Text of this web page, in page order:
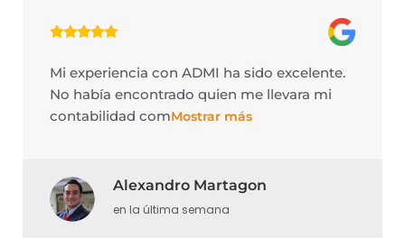
Mi experiencia con ADMI ha sido excelente.
No había encontrado quien me llevara mi
contabilidad comMostrar más
Alexandro Martagon
en la última semana